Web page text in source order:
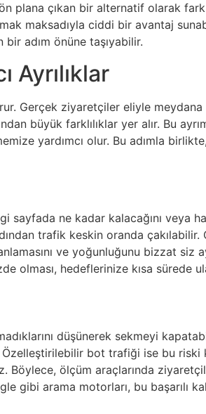
plana çıkan bir alternatif olarak fark
maksadıyla ciddi bir avantaj
adım önüne taşıyabilir.
Ayrılıklar
Gerçek ziyaretçiler eliyle
büyük farklılıklar yer alır. Bu
yardımcı olur. Bu adımla
sayfada ne kadar kalacağını veya
trafik keskin oranda çakılabilir.
ve yoğunluğunu bizzat siz
hedeflerinize kısa sürede
düşünerek sekmeyi
Özelleştirilebilir bot trafiği ise bu riski
Böylece, ölçüm araçlarında
gibi arama motorları, bu başarılı